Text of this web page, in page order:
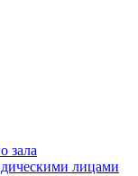
зала
лицами